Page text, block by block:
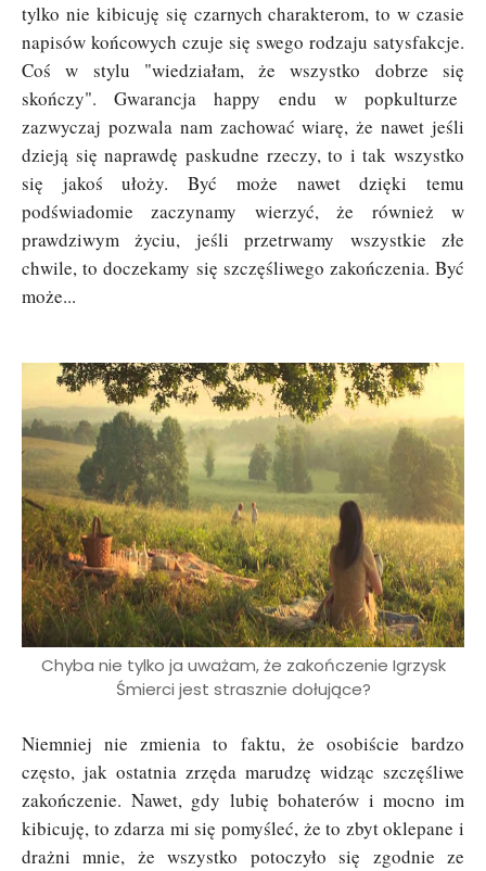
tylko nie kibicuję się czarnych charakterom, to w czasie
napisów końcowych czuje się swego rodzaju satysfakcje.
Coś w stylu "wiedziałam, że wszystko dobrze się
skończy". Gwarancja happy endu w popkulturze
zazwyczaj pozwala nam zachować wiarę, że nawet jeśli
dzieją się naprawdę paskudne rzeczy, to i tak wszystko
się jakoś ułoży. Być może nawet dzięki temu
podświadomie zaczynamy wierzyć, że również w
prawdziwym życiu, jeśli przetrwamy wszystkie złe
chwile, to doczekamy się szczęśliwego zakończenia. Być
może...
Chyba nie tylko ja uważam, że zakończenie Igrzysk
Śmierci jest strasznie dołujące?
Niemniej nie zmienia to faktu, że osobiście bardzo
często, jak ostatnia zrzęda marudzę widząc szczęśliwe
zakończenie. Nawet, gdy lubię bohaterów i mocno im
kibicuję, to zdarza mi się pomyśleć, że to zbyt oklepane i
drażni mnie, że wszystko potoczyło się zgodnie ze